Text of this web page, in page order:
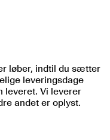
løber, indtil du sætter
leveringsdage
leveret. Vi leverer
andet er oplyst.